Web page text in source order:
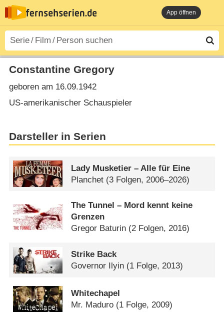
App öffnen
Constantine Gregory
geboren am 16.09.1942
US-amerikanischer Schauspieler
Darsteller in Serien
Lady Musketier – Alle für Eine
Planchet (3 Folgen, 2006–2026)
The Tunnel – Mord kennt keine
Grenzen
Gregor Baturin (2 Folgen, 2016)
Strike Back
Governor Ilyin (1 Folge, 2013)
Whitechapel
Mr. Maduro (1 Folge, 2009)